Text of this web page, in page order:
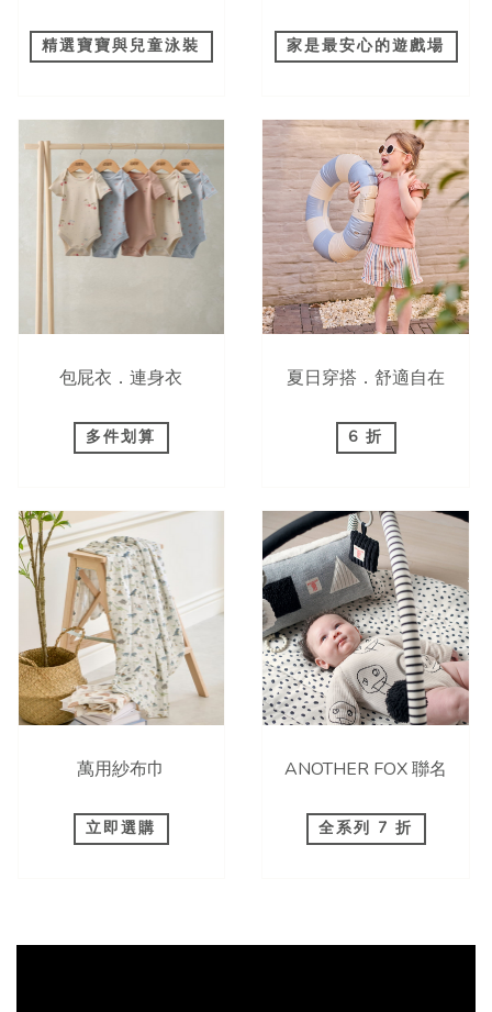
精選寶寶與兒童泳裝 家是最安心的遊戲場
包屁衣．連身衣
多件划算
夏日穿搭．舒適自在
6 折
萬用紗布巾
立即選購
ANOTHER FOX 聯名
全系列 7 折